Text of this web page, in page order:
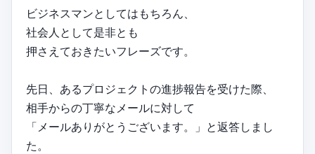
ビジネスマンとしてはもちろん、
社会人として是非とも
押さえておきたいフレーズです。
先日、あるプロジェクトの進捗報告を受けた際、
相手からの丁寧なメールに対して
「メールありがとうございます。」と返答しまし
た。